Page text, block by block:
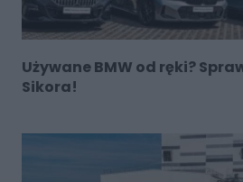
Używane BMW od ręki?
Sikora!